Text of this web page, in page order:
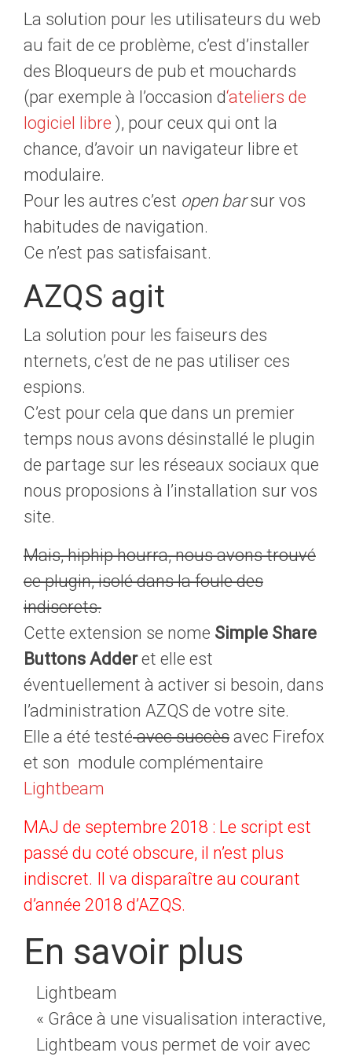
La solution pour les utilisateurs du web
au fait de ce problème, c’est d’installer
des Bloqueurs de pub et mouchards
(par exemple à l’occasion d‘ateliers de
logiciel libre ), pour ceux qui ont la
chance, d’avoir un navigateur libre et
modulaire.
Pour les autres c’est open barsur vos
habitudes de navigation.
Ce n’est pas satisfaisant.
AZQS agit
La solution pour les faiseurs des
nternets, c’est de ne pas utiliser ces
espions.
C’est pour cela que dans un premier
temps nous avons désinstallé le plugin
de partage sur les réseaux sociaux que
nous proposions à l’installation sur vos
site.
Mais, hiphip hourra, nous avons trouvé
ce plugin, isolé dans la foule des
indiscrets.
Cette extension se nome Simple Share
Buttons Adderet elle est
éventuellement à activer si besoin, dans
l’administration AZQS de votre site.
Elle a été testéavec succès avec Firefox
et son module complémentaire
Lightbeam
MAJ de septembre 2018 : Le script est
passé du coté obscure, il n’est plus
indiscret. Il va disparaître au courant
d’année 2018 d’AZQS.
En savoir plus
Lightbeam
« Grâce à une visualisation interactive,
Lightbeam vous permet de voir avec